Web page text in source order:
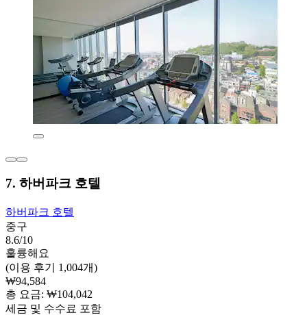
7. 하버파크 호텔
하버파크 호텔
중구
8.6/10
훌륭해요
(이용 후기 1,004개)
₩94,584
총 요금: ₩104,042
세금 및 수수료 포함